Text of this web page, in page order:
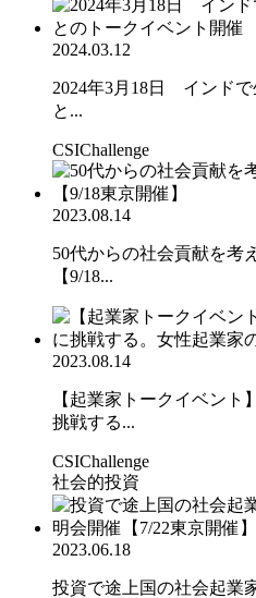
2024.03.12
2024年3月18日 インド
と...
CSIChallenge
2023.08.14
50代からの社会貢献を考
【9/18...
2023.08.14
【起業家トークイベント
挑戦する...
CSIChallenge
社会的投資
2023.06.18
投資で途上国の社会起業